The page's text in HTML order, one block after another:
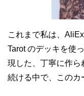
これまで私は、
Tarot のデッキを使
現した、丁寧に作ら
続ける中で、このカ